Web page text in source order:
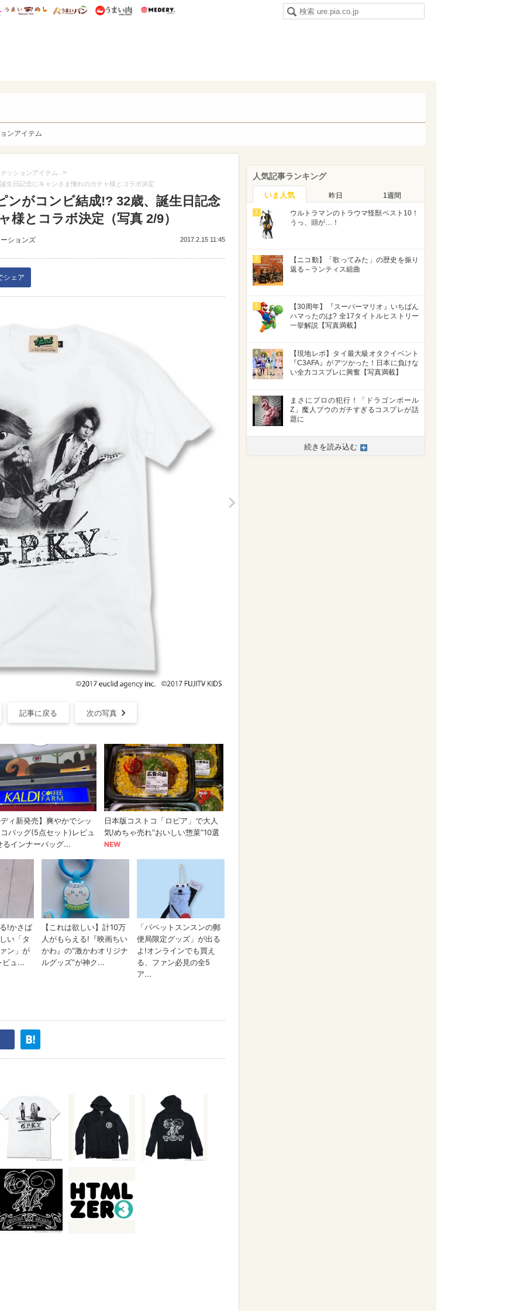
研 ディズニー特集
mimot. うまいめし うまいパン うまい肉
ンアイテム
ッションアイテム >
生日記念にキャンさま憧れのガチャ様とコラボ決定
ンがコンビ結成!? 32歳、誕生日記念
とコラボ決定（写真 2/9）
ションズ 2017.2.15 11:45
シェア
記事に戻る 次の写真
人気記事ランキング
いま人気 昨日 1週間
1
ウルトラマンのトラウマ怪獣ベスト10！
うっ、頭が…！
2
【ニコ動】「歌ってみた」の歴史を振り
返る～ランティス組曲
3
【30周年】『スーパーマリオ』いちばん
ハマったのは? 全17タイトルヒストリー
一挙解説【写真満載】
4
【現地レポ】タイ最大級オタクイベント
『C3AFA』がアツかった！日本に負けな
い全力コスプレに興奮【写真満載】
5
まさにプロの犯行！「ドラゴンボール
Z」魔人ブウのガチすぎるコスプレが話
題に
続きを読み込む